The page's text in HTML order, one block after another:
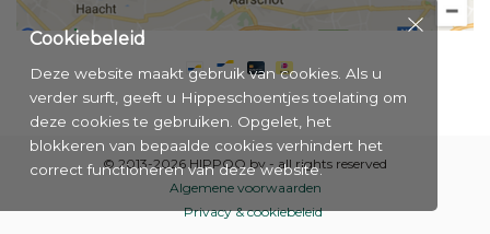
© 2013-2026 HIPPOO bv - all rights reserved
Algemene voorwaarden
Privacy & cookiebeleid
Cookiebeleid
Deze website maakt gebruik van cookies. Als u
verder surft, geeft u Hippeschoentjes toelating om
deze cookies te gebruiken. Opgelet, het
blokkeren van bepaalde cookies verhindert het
correct functioneren van deze website.